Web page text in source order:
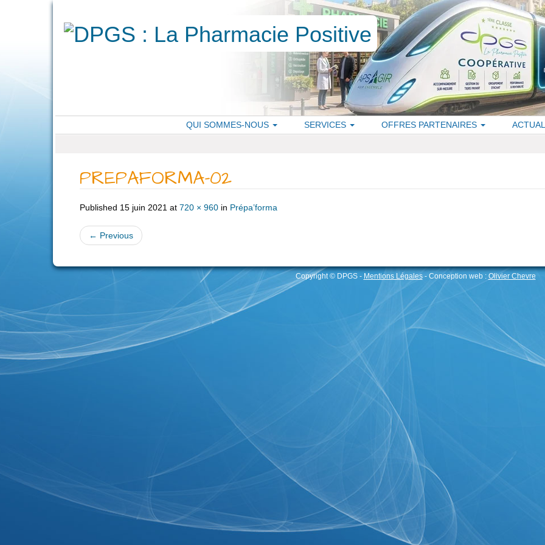
QUI SOMMES-NOUS SERVICES OFFRES PARTENAIRES
PREPAFORMA-02
Published 15 juin 2021 at 720 × 960 in Prépa’forma
← Previous
Copyright © DPGS - Mentions Légales- Conception web : Olivier Chevre